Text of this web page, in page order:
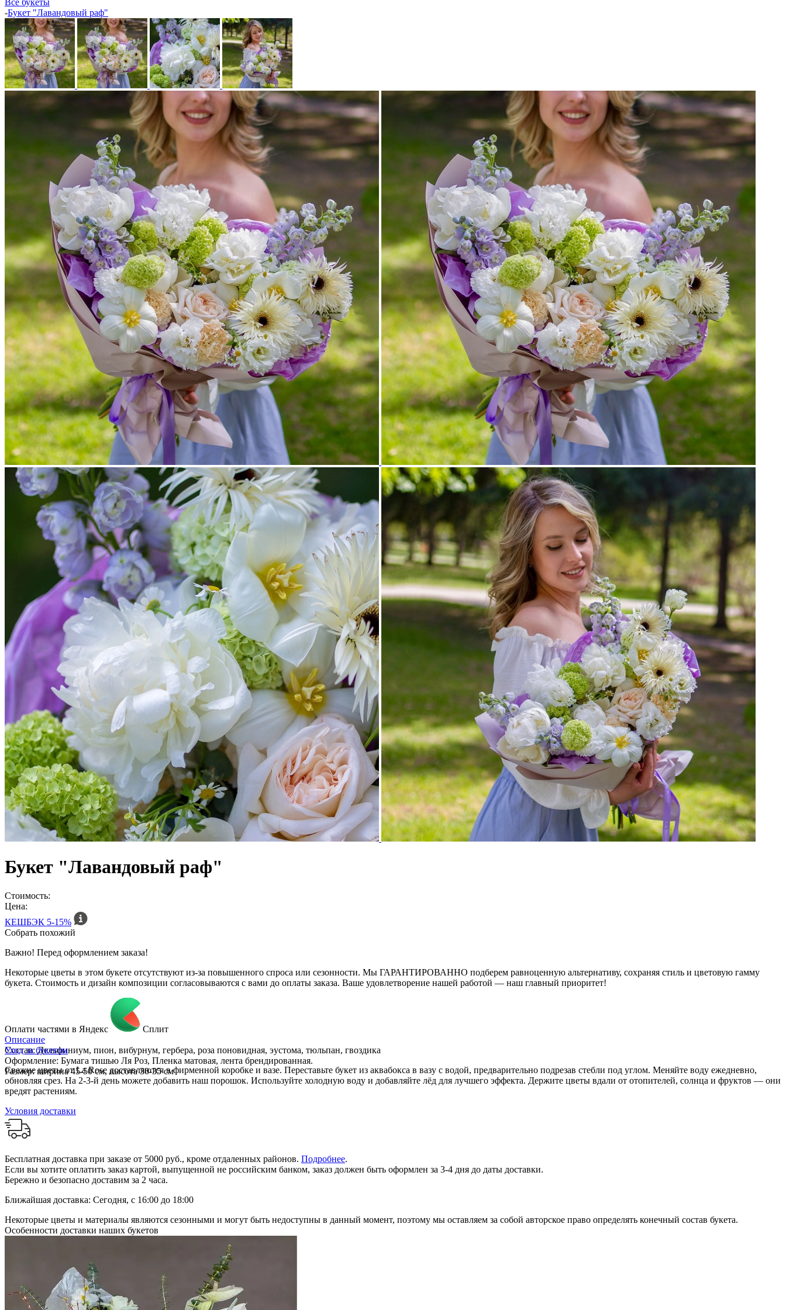
Все букеты
-Букет "Лавандовый раф"
Букет "Лавандовый раф"
Стоимость:
Цена:
КЕШБЭК 5-15%
Собрать похожий
Важно! Перед оформлением заказа!
Некоторые цветы в этом букете отсутствуют из-за повышенного спроса или сезонности. Мы ГАРАНТИРОВАННО подберем равноценную альтернативу, сохраняя стиль и цветовую гамму
букета. Стоимость и дизайн композиции согласовываются с вами до оплаты заказа. Ваше удовлетворение нашей работой — наш главный приоритет!
Оплати частями в Яндекс
Сплит
Описание
Состав: Дельфиниум, пион, вибурнум, гербера, роза поновидная, эустома, тюльпан, гвоздика
Оформление: Бумага тишью Ля Роз, Пленка матовая, лента брендированная.
Размер: ширина 45-50 см, высота 30-35 см
Уход за букетом
Свежие цветы от La Rose доставляются в фирменной коробке и вазе. Переставьте букет из аквабокса в вазу с водой, предварительно подрезав стебли под углом. Меняйте воду ежедневно,
обновляя срез. На 2-3-й день можете добавить наш порошок. Используйте холодную воду и добавляйте лёд для лучшего эффекта. Держите цветы вдали от отопителей, солнца и фруктов — они
вредят растениям.
Условия доставки
Бесплатная доставка при заказе от 5000 руб., кроме отдаленных районов. Подробнее.
Если вы хотите оплатить заказ картой, выпущенной не российским банком, заказ должен быть оформлен за 3-4 дня до даты доставки.
Бережно и безопасно доставим за 2 часа.
Ближайшая доставка: Сегодня, с 16:00 до 18:00
Некоторые цветы и материалы являются сезонными и могут быть недоступны в данный момент, поэтому мы оставляем за собой авторское право определять конечный состав букета.
Особенности доставки наших букетов